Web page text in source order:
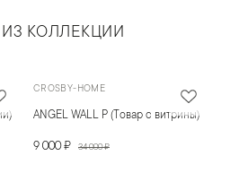
КОЛЛЕКЦИИ
CROSBY-HOME
ANGEL WALL P (Товар с витрины)
9 000 ₽ 34 000 ₽